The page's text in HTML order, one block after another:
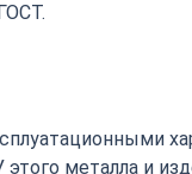
металла и